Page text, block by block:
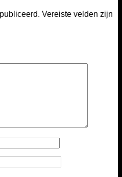
Vereiste velden zijn